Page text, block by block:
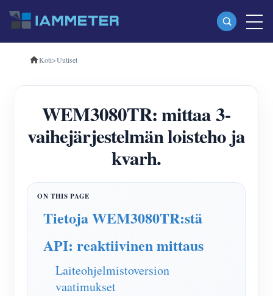
Tuotteet
Kolmivaiheinen Wi-Fi-energiamittari (WEM3080T)
Kolmivaiheinen Wi-Fi-energiamittari (WEM3046T)
Kolmivaiheinen Wi-Fi-energiamittari (WEM3050T)
WiFi-virranohjain
EV laturi
IAMMETER Simulaattori
Koti>Uutiset
WEM3080TR: mittaa 3-
vaihejärjestelmän loisteho ja
kvarh.
Tietoja WEM3080TR:stä
API: reaktiivinen mittaus
Laiteohjelmistoversion
vaatimukset